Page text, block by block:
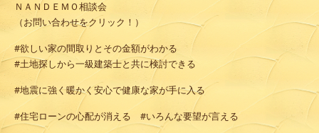
ＮＡＮＤＥＭＯ相談会
（お問い合わせをクリック！）
#欲しい家の間取りとその金額がわかる
#土地探しから一級建築士と共に検討できる
#地震に強く暖かく安心で健康な家が手に入る
#住宅ローンの心配が消える #いろんな要望が言える